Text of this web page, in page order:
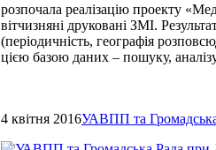
розпочала реалізацію проекту
вітчизняні друковані ЗМІ.
(періодичність, географія
цією базою даних – пошуку,
4 квітня 2016УАВПП та Громадська